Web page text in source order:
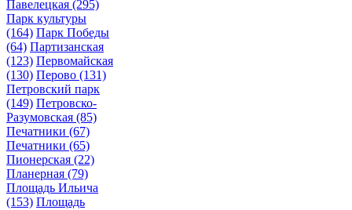
Павелецкая (295)
Парк культуры
(164) Парк Победы
(64) Партизанская
(123) Первомайская
(130) Перово (131)
Петровский парк
(149) Петровско-
Разумовская (85)
Печатники (67)
Печатники (65)
Пионерская (22)
Планерная (79)
Площадь Ильича
(153) Площадь